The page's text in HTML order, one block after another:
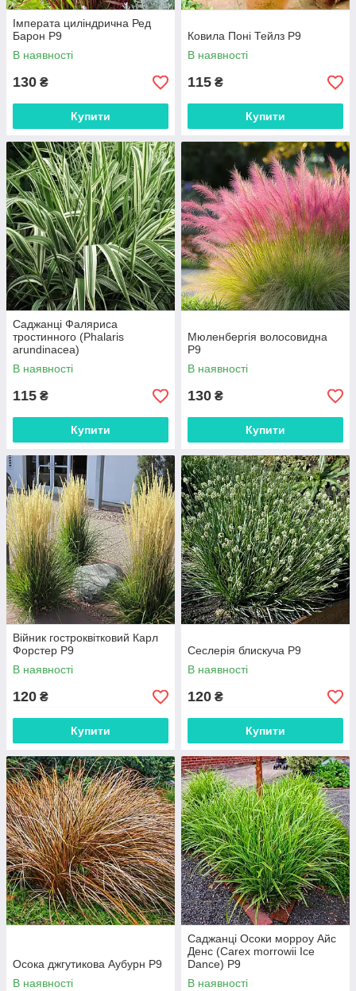
Імперата циліндрична Ред
Барон Р9
В наявності
130 ₴
Купити
Ковила Поні Тейлз Р9
В наявності
115 ₴
Купити
Саджанці Фаляриса
тростинного (Phalaris
arundinacea)
В наявності
115 ₴
Купити
Мюленбергія волосовидна
Р9
В наявності
130 ₴
Купити
Війник гостроквітковий Карл
Форстер Р9
В наявності
120 ₴
Купити
Сеслерія блискуча Р9
В наявності
120 ₴
Купити
Осока джгутикова Аубурн Р9
В наявності
Саджанці Осоки морроу Айс
Денс (Carex morrowii Ice
Dance) Р9
В наявності